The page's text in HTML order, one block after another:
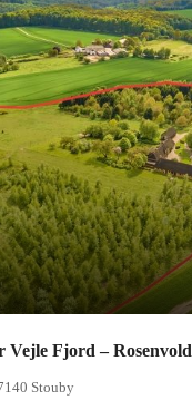
Vejle Fjord – Rosenvold
Stouby